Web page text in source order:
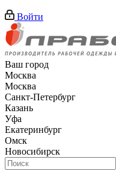
Войти
Ваш город
Москва
Москва
Санкт-Петербург
Казань
Уфа
Екатеринбург
Омск
Новосибирск